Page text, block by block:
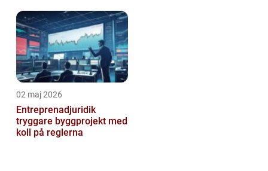
02 maj 2026
Entreprenadjuridik
tryggare byggprojekt med
koll på reglerna